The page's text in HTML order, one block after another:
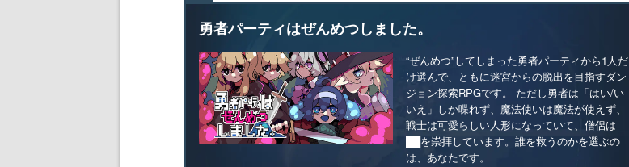
勇者パーティはぜんめつしました。
“ぜんめつ”してしまった勇者パーティから1人だ
け選んで、ともに迷宮からの脱出を目指すダン
ジョン探索RPGです。 ただし勇者は「はい/い
いえ」しか喋れず、魔法使いは魔法が使えず、
戦士は可愛らしい人形になっていて、僧侶は
██を崇拝しています。誰を救うのかを選ぶの
は、あなたです。